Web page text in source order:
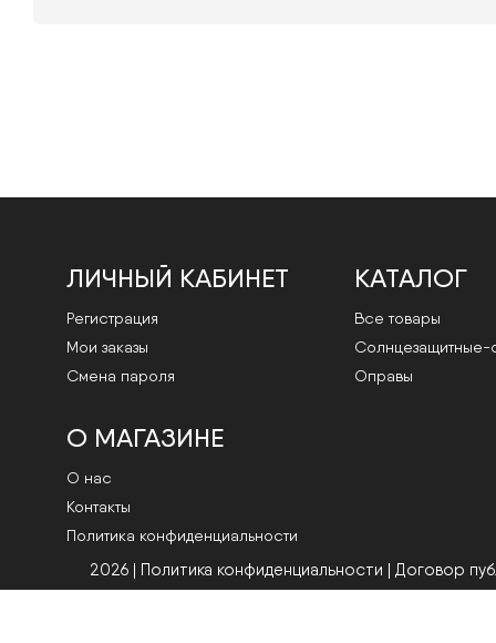
ЛИЧНЫЙ КАБИНЕТ
Регистрация
Мои заказы
Смена пароля
КАТАЛОГ
Все товары
Cолнцезащитные-
Оправы
О МАГАЗИНЕ
О нас
Контакты
Политика конфиденциальности
2026 | Политика конфиденциальности | Договор